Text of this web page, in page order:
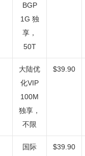
BGP
1G 独
享，
50T
大陆优
化VIP
100M
独享，
不限
$39.90
国际
$39.90